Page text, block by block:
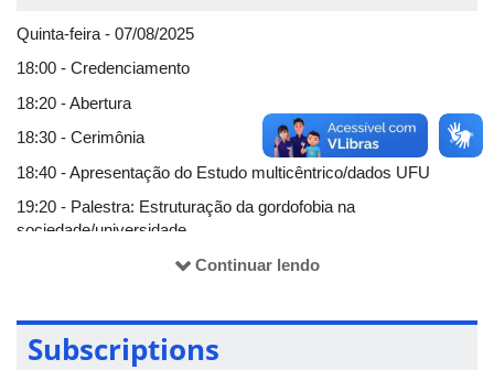
de agosto de 2025.
Quinta-feira - 07/08/2025
18:00 - Credenciamento
18:20 - Abertura
18:30 - Cerimônia
18:40 - Apresentação do Estudo multicêntrico/dados UFU
19:20 - Palestra: Estruturação da gordofobia na
sociedade/universidade
19:40 - Palestra: história e impactos da imprensa no corpo e
20:15 - Palestra: Reflexões para o ambiente
acadêmico/profissional
Continuar lendo
Subscriptions